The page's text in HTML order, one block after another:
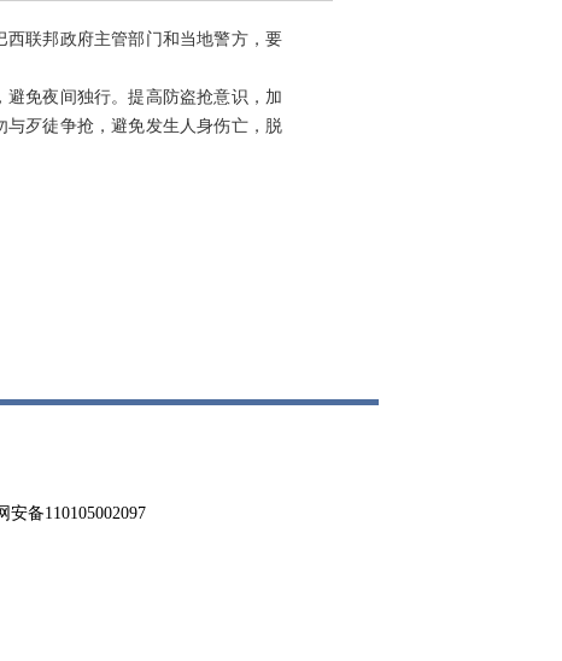
联邦政府主管部门和当地警方，要
免夜间独行。提高防盗抢意识，加
歹徒争抢，避免发生人身伤亡，脱
备110105002097